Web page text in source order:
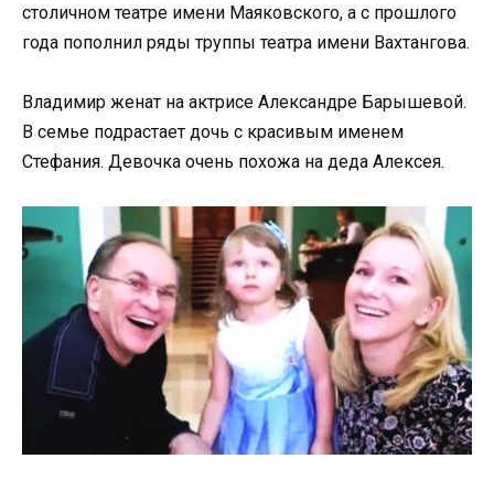
столичном театре имени Маяковского, а с прошлого
года пополнил ряды труппы театра имени Вахтангова.
Владимир женат на актрисе Александре Барышевой.
В семье подрастает дочь с красивым именем
Стефания. Девочка очень похожа на деда Алексея.